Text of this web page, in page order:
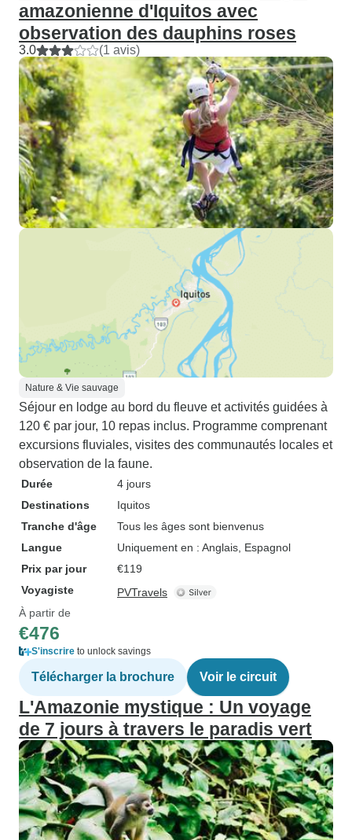
amazonienne d'Iquitos avec
observation des dauphins roses
3.0 (1 avis)
Nature & Vie sauvage
Séjour en lodge au bord du fleuve et activités guidées à
120 € par jour, 10 repas inclus. Programme comprenant
excursions fluviales, visites des communautés locales et
observation de la faune.
Durée
4 jours
Destinations
Iquitos
Tranche d'âge
Tous les âges sont bienvenus
Langue
Uniquement en : Anglais, Espagnol
Prix par jour
€119
Voyagiste
PVTravels
À partir de
€476
S'inscrire to unlock savings
Télécharger la brochure Voir le circuit
L'Amazonie mystique : Un voyage
de 7 jours à travers le paradis vert